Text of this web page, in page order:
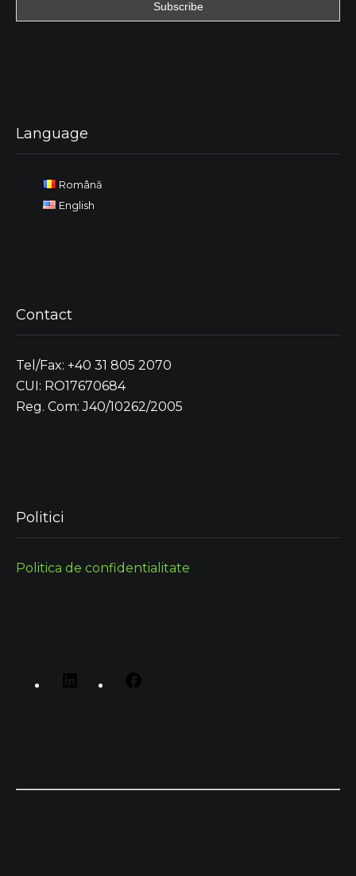
Language
Română
English
Contact
Tel/Fax: +40 31 805 2070
CUI: RO17670684
Reg. Com: J40/10262/2005
Politici
Politica de confidentialitate